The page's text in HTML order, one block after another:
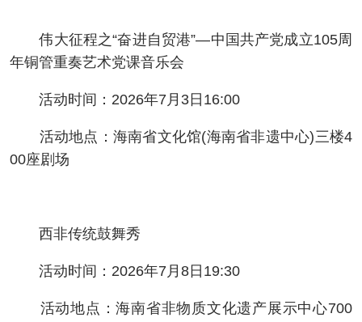
伟大征程之“奋进自贸港”—中国共产党成立105周
年铜管重奏艺术党课音乐会
活动时间：2026年7月3日16:00
活动地点：海南省文化馆(海南省非遗中心)三楼4
00座剧场
西非传统鼓舞秀
活动时间：2026年7月8日19:30
活动地点：海南省非物质文化遗产展示中心700